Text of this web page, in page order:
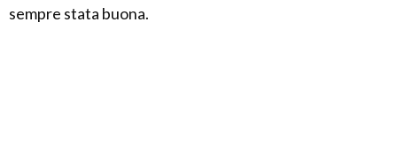
sempre stata buona.